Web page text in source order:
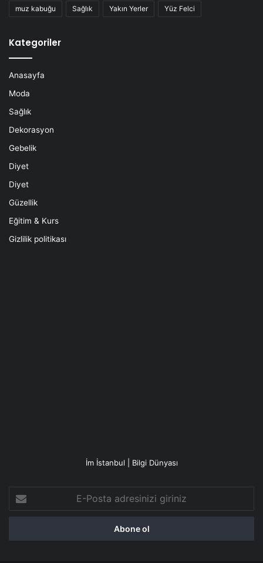
muz kabuğu Sağlık Yakın Yerler Yüz Felci
Kategoriler
Anasayfa
Moda
Sağlık
Dekorasyon
Gebelik
Diyet
Diyet
Güzellik
Eğitim & Kurs
Gizlilik politikası
İm İstanbul | Bilgi Dünyası
Posta
adresinizi